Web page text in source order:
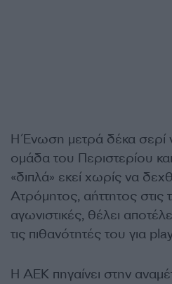
Η Ένωση μετρά δέκα σερί
ομάδα του Περιστερίου
«διπλά» εκεί χωρίς να
Ατρόμητος, αήττητος στις
αγωνιστικές, θέλει
τις πιθανότητές του για
Η ΑΕΚ πηγαίνει στην